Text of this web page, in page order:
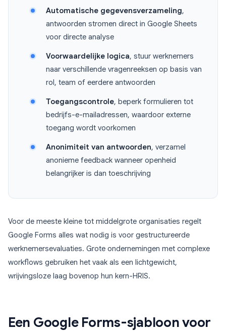
Automatische gegevensverzameling,
antwoorden stromen direct in Google Sheets
voor directe analyse
Voorwaardelijke logica, stuur werknemers
naar verschillende vragenreeksen op basis van
rol, team of eerdere antwoorden
Toegangscontrole, beperk formulieren tot
bedrijfs-e-mailadressen, waardoor externe
toegang wordt voorkomen
Anonimiteit van antwoorden, verzamel
anonieme feedback wanneer openheid
belangrijker is dan toeschrijving
Voor de meeste kleine tot middelgrote organisaties regelt
Google Forms alles wat nodig is voor gestructureerde
werknemersevaluaties. Grote ondernemingen met complexe
workflows gebruiken het vaak als een lichtgewicht,
wrijvingsloze laag bovenop hun kern-HRIS.
Een Google Forms-sjabloon voor